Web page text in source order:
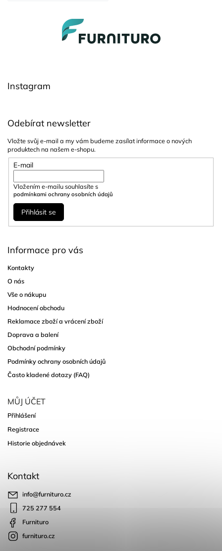
Instagram
Odebírat newsletter
Vložte svůj e-mail a my vám budeme zasílat informace o nových
produktech na našem e-shopu.
E-mail
Vložením e-mailu souhlasíte s
podmínkami ochrany osobních údajů
Přihlásit se
Informace pro vás
Kontakty
O nás
Vše o nákupu
Hodnocení obchodu
Reklamace zboží a vrácení zboží
Doprava a balení
Obchodní podmínky
Podmínky ochrany osobních údajů
Často kladené dotazy (FAQ)
MŮJ ÚČET
Přihlášení
Registrace
Historie objednávek
Kontakt
info@furnituro.cz
725 277 554
Furnituro
furnituro.cz